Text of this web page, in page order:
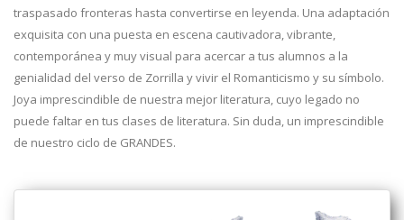
traspasado fronteras hasta convertirse en leyenda. Una adaptación
exquisita con una puesta en escena cautivadora, vibrante,
contemporánea y muy visual para acercar a tus alumnos a la
genialidad del verso de Zorrilla y vivir el Romanticismo y su símbolo.
Joya imprescindible de nuestra mejor literatura, cuyo legado no
puede faltar en tus clases de literatura. Sin duda, un imprescindible
de nuestro ciclo de GRANDES.